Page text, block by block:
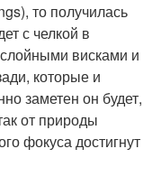
то получилась
с челкой в
висками и
которые и
заметен он будет,
от природы
фокуса достигнут